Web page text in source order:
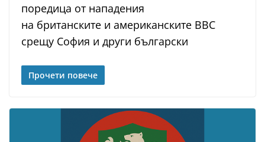
поредица от нападения
на британските и американските ВВС
срещу София и други български
Прочети повече